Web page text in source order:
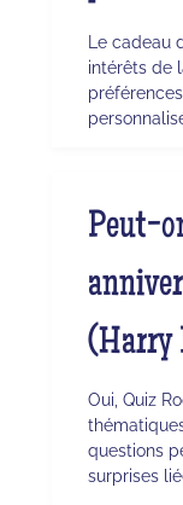
Le cadeau
intérêts de
Peut-
(Harry
Oui, Quiz
questions
surprises